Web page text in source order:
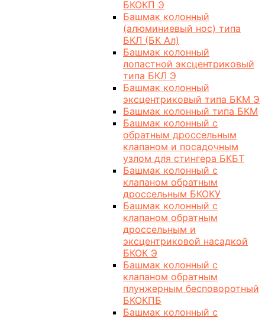
БКОКП Э
Башмак колонный
(алюминиевый нос) типа
БКЛ (БК Ал)
Башмак колонный
лопастной эксцентриковый
типа БКЛ Э
Башмак колонный
эксцентриковый типа БКМ Э
Башмак колонный типа БКМ
Башмак колонный с
обратным дроссельным
клапаном и посадочным
узлом для стингера БКБТ
Башмак колонный с
клапаном обратным
дроссельным БКОКУ
Башмак колонный с
клапаном обратным
дроссельным и
эксцентриковой насадкой
БКОК Э
Башмак колонный с
клапаном обратным
плунжерным бесповоротный
БКОКПБ
Башмак колонный с